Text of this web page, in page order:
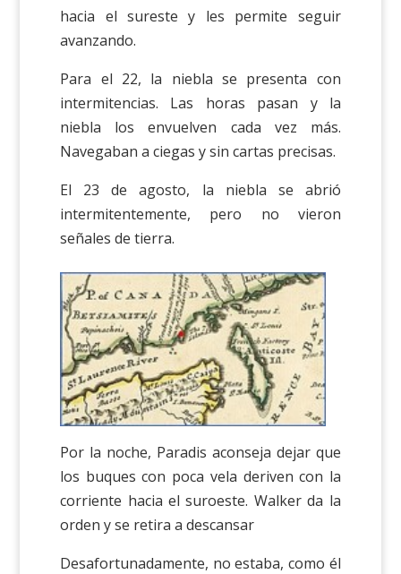
hacia el sureste y les permite seguir
avanzando.
Para el 22, la niebla se presenta con
intermitencias. Las horas pasan y la
niebla los envuelven cada vez más.
Navegaban a ciegas y sin cartas precisas.
El 23 de agosto, la niebla se abrió
intermitentemente, pero no vieron
señales de tierra.
Por la noche, Paradis aconseja dejar que
los buques con poca vela deriven con la
corriente hacia el suroeste. Walker da la
orden y se retira a descansar
Desafortunadamente, no estaba, como él